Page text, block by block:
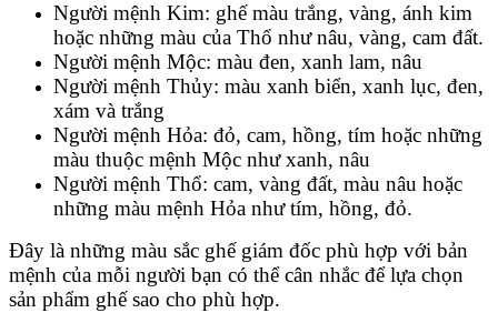
Người mệnh Kim: ghế màu trắng, vàng, ánh kim
hoặc những màu của Thổ như nâu, vàng, cam đất.
Người mệnh Mộc: màu đen, xanh lam, nâu
Người mệnh Thủy: màu xanh biển, xanh lục, đen,
xám và trắng
Người mệnh Hỏa: đỏ, cam, hồng, tím hoặc những
màu thuộc mệnh Mộc như xanh, nâu
Người mệnh Thổ: cam, vàng đất, màu nâu hoặc
những màu mệnh Hỏa như tím, hồng, đỏ.
Đây là những màu sắc ghế giám đốc phù hợp với bản
mệnh của mỗi người bạn có thể cân nhắc để lựa chọn
sản phẩm ghế sao cho phù hợp.